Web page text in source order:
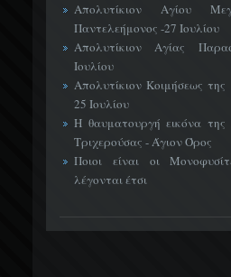
Απολυτίκιον Αγίου
Παντελεήμονος -27 Ιουλίου
Απολυτίκιον Αγίας
Ιουλίου
Απολυτίκιον Κοιμήσεως
25 Ιουλίου
Η θαυματουργή εικόνα της
Τριχερούσας - Άγιον Όρος
Ποιοι είναι οι
λέγονται έτσι